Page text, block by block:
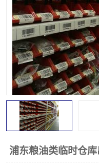
浦东粮油类临时仓
仓储
上海托管仓库